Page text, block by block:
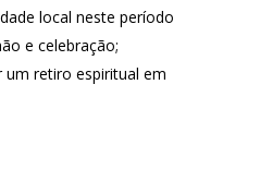
local neste período
e celebração;
um retiro espiritual em